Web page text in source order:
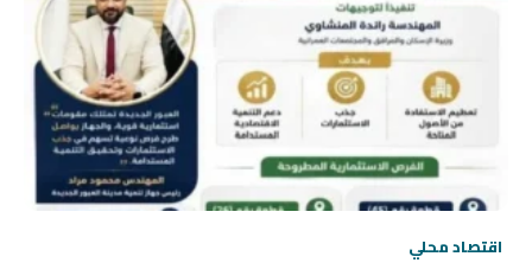
اقتصاد محلي